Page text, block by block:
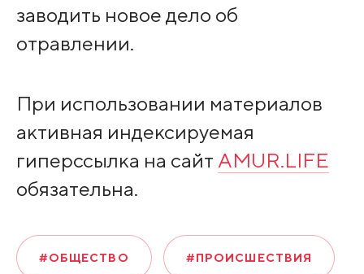
заводить новое дело об
отравлении.
При использовании материалов
активная индексируемая
гиперссылка на сайт AMUR.LIFE
обязательна.
#ОБЩЕСТВО #ПРОИСШЕСТВИЯ